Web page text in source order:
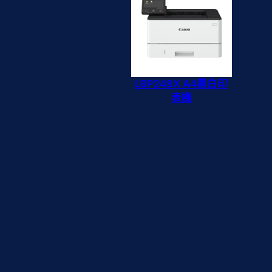
LBP248X A4黑白印
表機